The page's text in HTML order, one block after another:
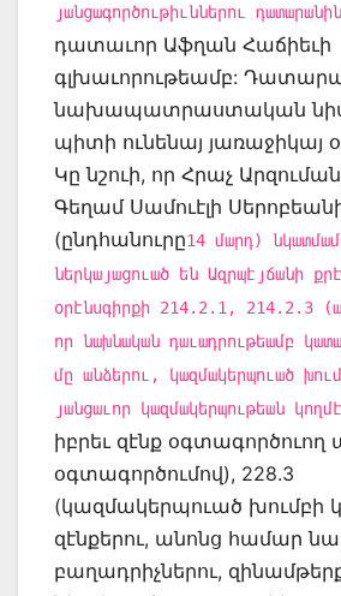
յանցագործութիւններու
դատաւոր Աֆղան Հաճիեւի
գլխաւորութեամբ:
նախապատրաստական
պիտի ունենայ յառաջիկայ
Կը նշուի, որ Հրաչ
Գեղամ Սամուէլի Սերոբեանի
(ընդհանուրը14 մարդ)
ներկայացուած են Ազրպէյճանի
օրէնսգիրքի 214.2.1, 214.2.3
որ նախնական դաւադրութեամբ
մը անձերու, կազմակերպուած
յանցաւոր կազմակերպութեան կողմէ
իբրեւ զէնք
օգտագործումով), 228.3
(կազմակերպուած խումբի
զէնքերու, անոնց համար
բաղադրիչներու,